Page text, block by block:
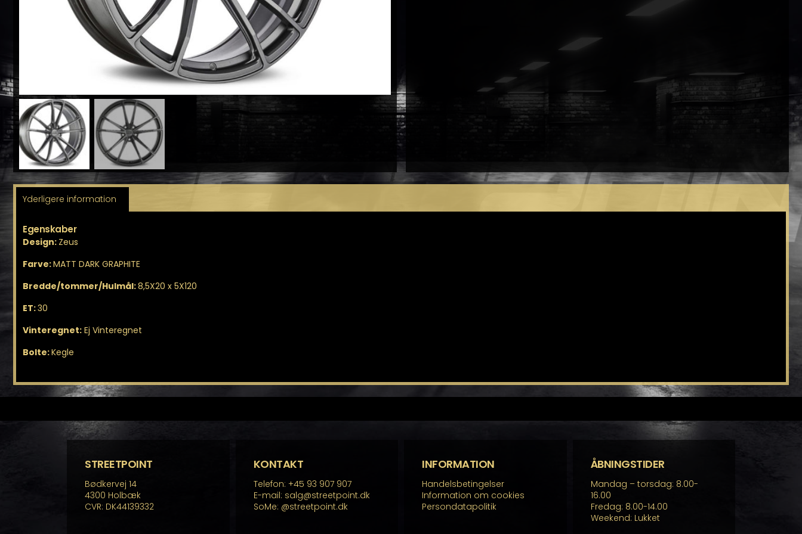
Yderligere information
Egenskaber
Design: Zeus
Farve:MATT DARK GRAPHITE
Bredde/tommer/Hulmål:8,5X20 x 5X120
ET:30
Vinteregnet: Ej Vinteregnet
Bolte:Kegle
STREETPOINT
Bødkervej 14
4300 Holbæk
CVR: DK44139332
KONTAKT
Telefon: +45 93 907 907
E-mail: salg@streetpoint.dk
SoMe: @streetpoint.dk
INFORMATION
Handelsbetingelser
Information om cookies
Persondatapolitik
ÅBNINGSTIDER
Mandag – torsdag: 8.00-
16.00
Fredag: 8.00-14.00
Weekend: Lukket